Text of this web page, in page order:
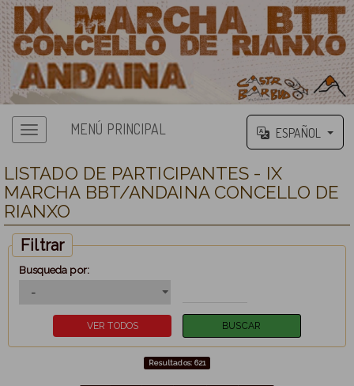
MENÚ PRINCIPAL ESPAÑOL
LISTADO DE PARTICIPANTES - IX
MARCHA BBT/ANDAINA CONCELLO DE
RIANXO
Filtrar
Busqueda por:
Resultados: 621